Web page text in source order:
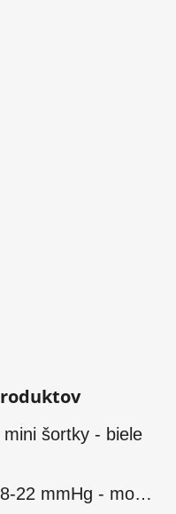
šortky - biele
Kompresné podkolienky 18-22 mmHg - modré